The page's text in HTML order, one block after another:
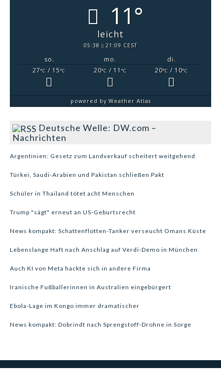
11°
leicht
05:38 21:09 CEST
so. mo.
di.
27°C / 15°C 20°C / 11°C 20°C / 10°C
powered by Weather Atlas
Deutsche Welle: DW.com –
Nachrichten
Argentinien: Gesetz zum Landverkauf scheitert weitgehend
Türkei, Saudi-Arabien und Pakistan schließen Pakt
Schüler in Thailand tötet acht Menschen
Trump "sägt" erneut an US-Geburtsrecht
News kompakt: Schattenflotten-Tanker verseucht Omans Küste
Lebenslange Haft nach Anschlag auf Verdi-Demo in München
Auch KI von Meta hackte sich in andere Firma
Iranische Fußballerinnen in Australien eingebürgert
Ebola-Lage im Kongo immer dramatischer
News kompakt: Dobrindt nach Sprengstoff-Drohne in Sorge